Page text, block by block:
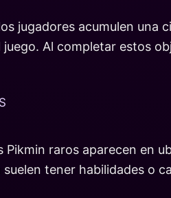
jugadores acumulen
juego. Al completar estos
Pikmin raros aparecen en
tener habilidades o